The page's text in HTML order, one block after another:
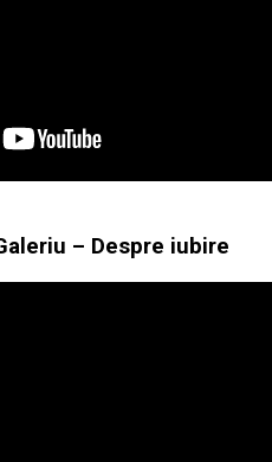
– Despre iubire